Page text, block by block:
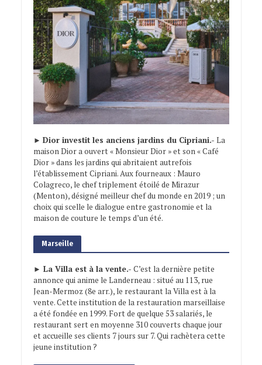
► Dior investit les anciens jardins du Cipriani.- La
maison Dior a ouvert « Monsieur Dior » et son « Café
Dior » dans les jardins qui abritaient autrefois
l’établissement Cipriani. Aux fourneaux : Mauro
Colagreco, le chef triplement étoilé de Mirazur
(Menton), désigné meilleur chef du monde en 2019 ; un
choix qui scelle le dialogue entre gastronomie et la
maison de couture le temps d’un été.
Marseille
► La Villa est à la vente.- C’est la dernière petite
annonce qui anime le Landerneau : situé au 113, rue
Jean-Mermoz (8e arr.), le restaurant la Villa est à la
vente. Cette institution de la restauration marseillaise
a été fondée en 1999. Fort de quelque 53 salariés, le
restaurant sert en moyenne 310 couverts chaque jour
et accueille ses clients 7 jours sur 7. Qui rachètera cette
jeune institution ?